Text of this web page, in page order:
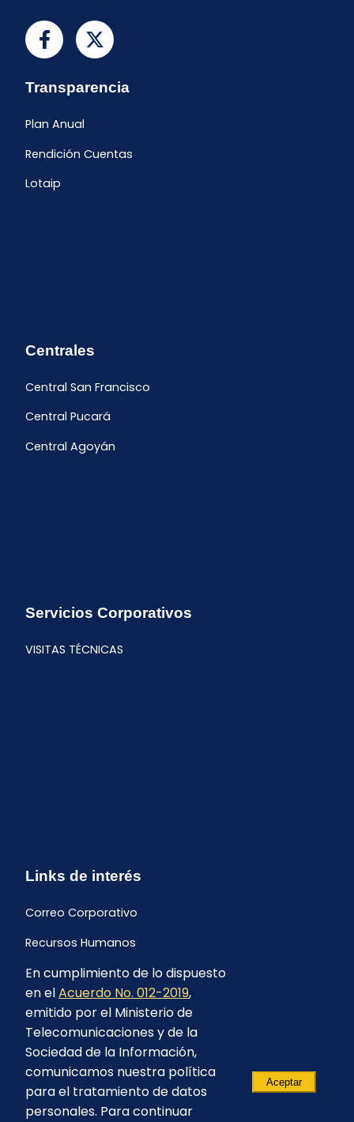
Transparencia
Plan Anual
Rendición Cuentas
Lotaip
Centrales
Central San Francisco
Central Pucará
Central Agoyán
Servicios Corporativos
VISITAS TÉCNICAS
Links de interés
Correo Corporativo
Recursos Humanos
Buzón de quejas y sugerencias
Formulario Contrataciones
En cumplimiento de lo dispuesto
en elAcuerdo No. 012-2019,
emitido por el Ministerio de
Telecomunicaciones y de la
Sociedad de la Información,
comunicamos nuestra política
para el tratamiento de datos
personales. Para continuar
Aceptar